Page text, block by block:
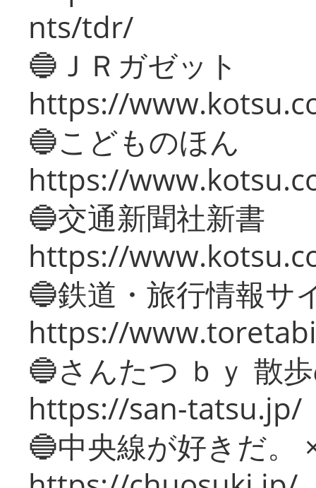
nts/tdr/
🔵ＪＲガゼット
https://
🔵こどものほん
https://
🔵交通新聞社新書
https://
🔵鉄道・旅行情報サ
https://
🔵さんたつ ｂｙ 散
https://san-tatsu.jp/
🔵中央線が好きだ。